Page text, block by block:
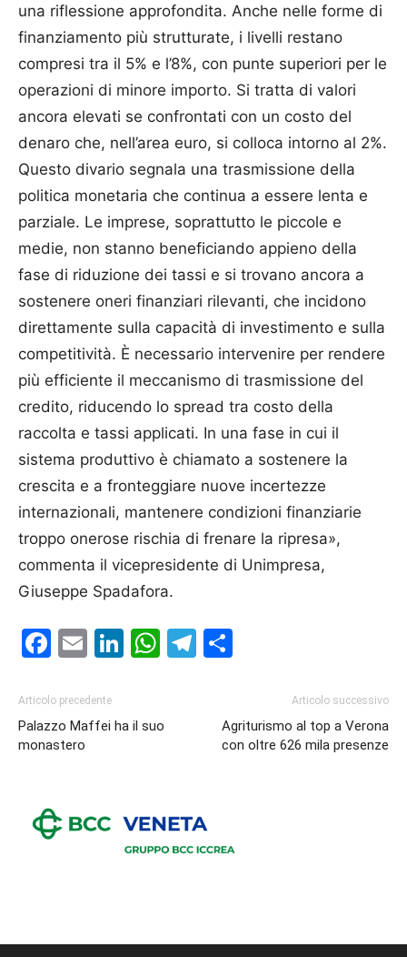
una riflessione approfondita. Anche nelle forme di
finanziamento più strutturate, i livelli restano
compresi tra il 5% e l’8%, con punte superiori per le
operazioni di minore importo. Si tratta di valori
ancora elevati se confrontati con un costo del
denaro che, nell’area euro, si colloca intorno al 2%.
Questo divario segnala una trasmissione della
politica monetaria che continua a essere lenta e
parziale. Le imprese, soprattutto le piccole e
medie, non stanno beneficiando appieno della
fase di riduzione dei tassi e si trovano ancora a
sostenere oneri finanziari rilevanti, che incidono
direttamente sulla capacità di investimento e sulla
competitività. È necessario intervenire per rendere
più efficiente il meccanismo di trasmissione del
credito, riducendo lo spread tra costo della
raccolta e tassi applicati. In una fase in cui il
sistema produttivo è chiamato a sostenere la
crescita e a fronteggiare nuove incertezze
internazionali, mantenere condizioni finanziarie
troppo onerose rischia di frenare la ripresa»,
commenta il vicepresidente di Unimpresa,
Giuseppe Spadafora.
Facebook
EmailLinkedIn
WhatsApp
Telegram
Articolo precedente
Palazzo Maffei ha il suo
monastero
Articolo successivo
Agriturismo al top a Verona
con oltre 626 mila presenze